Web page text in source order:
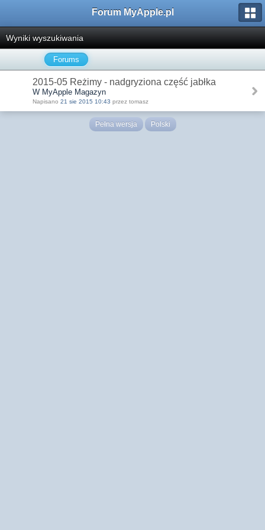
Forum MyApple.pl
Wyniki wyszukiwania
Forums
2015-05 Reżimy - nadgryziona część jabłka
W MyApple Magazyn
Napisano 21 sie 2015 10:43 przez tomasz
Pełna wersja Polski